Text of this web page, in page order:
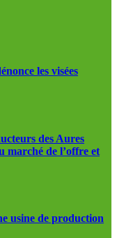
les visées
des Aures
marché de l’offre et
usine de production